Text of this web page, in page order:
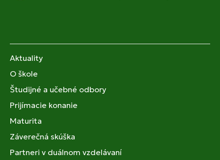
Aktuality
O škole
Študijné a učebné odbory
Prijímacie konanie
Maturita
Záverečná skúška
Partneri v duálnom vzdelávaní